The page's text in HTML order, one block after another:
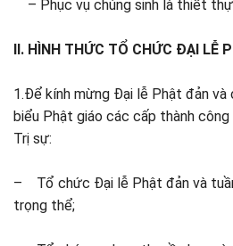
– Phục vụ chúng sinh là thiết
II. HÌNH THỨC TỔ CHỨC ĐẠI LỄ
1.Để kính mừng Đại lễ Phật đản và
biểu Phật giáo các cấp thành
Trị sự:
– Tổ chức Đại lễ Phật đản và
trọng thể;